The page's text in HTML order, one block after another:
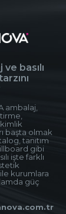
basılı
ambalaj,
başta olmak
tanıtım
gibi
işte farklı
ile kurumlara
güç